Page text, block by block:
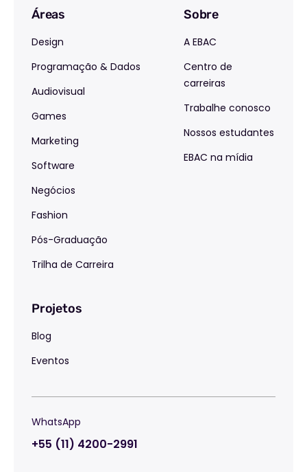
Áreas
Design
Programação & Dados
Audiovisual
Games
Marketing
Software
Negócios
Fashion
Pós-Graduação
Trilha de Carreira
Sobre
A EBAC
Centro de
carreiras
Trabalhe conosco
Nossos estudantes
EBAC na mídia
Projetos
Blog
Eventos
WhatsApp
+55 (11) 4200-2991